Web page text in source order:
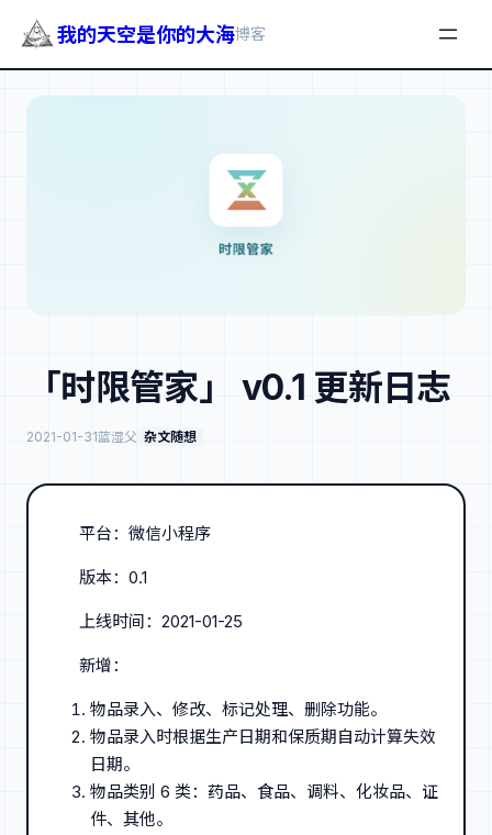
我的天空是你的大海博客
「时限管家」 v0.1 更新日志
2021-01-31蓝湿父 杂文随想
平台：微信小程序
版本：0.1
上线时间：2021-01-25
新增：
物品录入、修改、标记处理、删除功能。
物品录入时根据生产日期和保质期自动计算失效
日期。
物品类别 6 类：药品、食品、调料、化妆品、证
件、其他。